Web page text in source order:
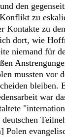
den
zu
Kontakte zu
dort, wie
niemand für
mussten vor
bleiben.
war
Polen